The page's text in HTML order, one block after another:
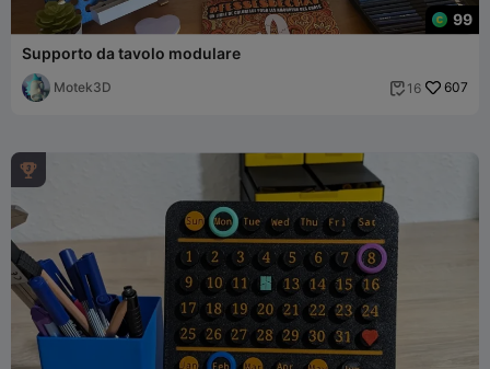
99
Supporto da tavolo modulare
Motek3D  16 607
